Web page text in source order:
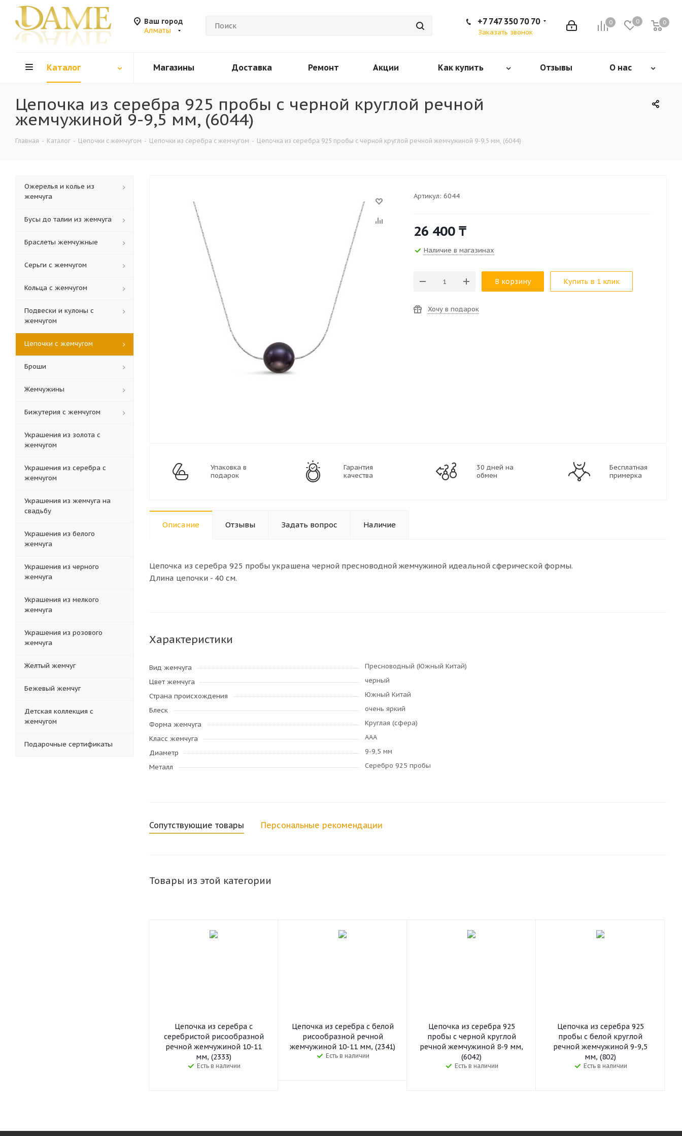
Ваш город
Алматы
0 0 0
+7 747 350 70 70
Заказать звонок
Каталог Магазины Доставка Ремонт Акции Как купить Отзывы О нас
Цепочка из серебра 925 пробы с черной круглой речной
жемчужиной 9-9,5 мм, (6044)
Главная - Каталог - Цепочки с жемчугом - Цепочки из серебра с жемчугом - Цепочка из серебра 925 пробы с черной круглой речной жемчужиной 9-9,5 мм, (6044)
Артикул: 6044
26 400 ₸
Наличие в магазинах
В корзину Купить в 1 клик
Хочу в подарок
Упаковка в
подарок
Гарантия
качества
30 дней на
обмен
Бесплатная
примерка
Описание Отзывы Задать вопрос Наличие
Цепочка из серебра 925 пробы украшена черной пресноводной жемчужиной идеальной сферической формы.
Длина цепочки - 40 см.
Характеристики
Вид жемчуга
Пресноводный (Южный Китай)
Цвет жемчуга
черный
Страна происхождения
Южный Китай
Блеск
очень яркий
Форма жемчуга
Круглая (сфера)
Класс жемчуга
AAA
Диаметр
9-9,5 мм
Металл
Серебро 925 пробы
Сопутствующие товары Персональные рекомендации
Товары из этой категории
Цепочка из серебра с
серебристой рисообразной
речной жемчужиной 10-11
мм, (2333)
Есть в наличии
Цепочка из серебра с белой
рисообразной речной
жемчужиной 10-11 мм, (2341)
Есть в наличии
Цепочка из серебра 925
пробы с черной круглой
речной жемчужиной 8-9 мм,
(6042)
Есть в наличии
Цепочка из серебра 925
пробы с белой круглой
речной жемчужиной 9-9,5
мм, (802)
Есть в наличии
Ожерелья и колье из
жемчуга
Бусы до талии из жемчуга
Браслеты жемчужные
Серьги с жемчугом
Кольца c жемчугом
Подвески и кулоны с
жемчугом
Цепочки с жемчугом
Броши
Жемчужины
Бижутерия с жемчугом
Украшения из золота с
жемчугом
Украшения из серебра с
жемчугом
Украшения из жемчуга на
свадьбу
Украшения из белого
жемчуга
Украшения из черного
жемчуга
Украшения из мелкого
жемчуга
Украшения из розового
жемчуга
Желтый жемчуг
Бежевый жемчуг
Детская коллекция с
жемчугом
Подарочные сертификаты